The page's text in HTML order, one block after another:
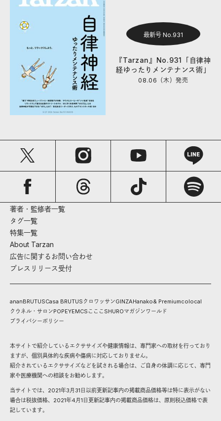
最新号 No.931
『Tarzan』No.931「自律神
経ゆったりメンテナンス術」
08.06（木）発売
著者・監修者一覧
タグ一覧
特集一覧
About Tarzan
広告に関するお問い合わせ
プレスリリース受付
ananBRUTUSCasa BRUTUS クロワッサンGINZAHanako& Premiumcolocal
クウネル・サロンPOPEYEMCS こここ SHUROマガジンワールド
プライバシーポリシー
本サイトで紹介しているエクササイズや健康情報は、専門家への取材を行っており
ますが、個別具体的な疾病や傷病に対応しておりません。
紹介されているエクササイズなどを試される場合は、ご自身の体調に応じて、専門
家や医療機関への相談をお勧めします。
当サイトでは、2021年3月31日以前更新記事内の掲載商品価格等は特に表示がない
場合は税抜価格、2021年4月1日更新記事内の掲載商品価格は、原則税込価格で表
記しています。